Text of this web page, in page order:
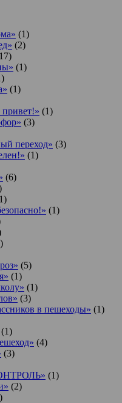
(1)
(2)
(1)
(1)
(1)
(3)
переход» (3)
(1)
(6)
(1)
(5)
(1)
(1)
(3)
в пешеходы» (1)
(1)
(4)
(3)
(1)
(2)